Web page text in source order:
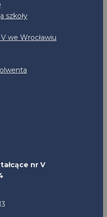
szkoły
we Wrocławiu
nr V